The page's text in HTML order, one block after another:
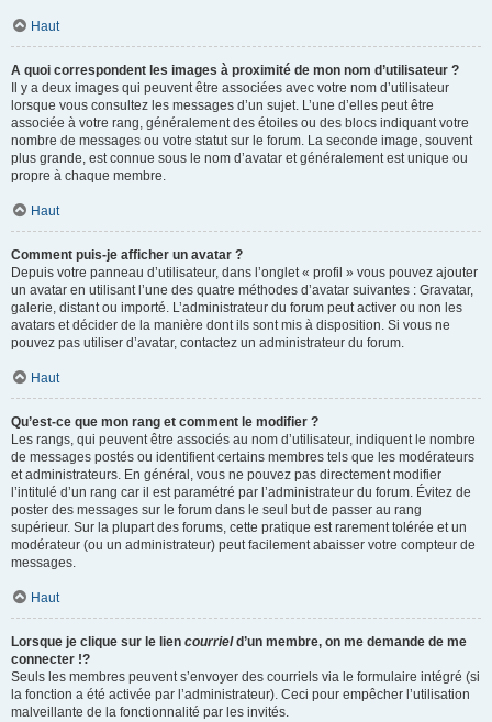
Haut
A quoi correspondent les images à proximité de mon nom d’utilisateur ?
Il y a deux images qui peuvent être associées avec votre nom d’utilisateur
lorsque vous consultez les messages d’un sujet. L’une d’elles peut être
associée à votre rang, généralement des étoiles ou des blocs indiquant votre
nombre de messages ou votre statut sur le forum. La seconde image, souvent
plus grande, est connue sous le nom d’avatar et généralement est unique ou
propre à chaque membre.
Haut
Comment puis-je afficher un avatar ?
Depuis votre panneau d’utilisateur, dans l’onglet « profil » vous pouvez ajouter
un avatar en utilisant l’une des quatre méthodes d’avatar suivantes : Gravatar,
galerie, distant ou importé. L’administrateur du forum peut activer ou non les
avatars et décider de la manière dont ils sont mis à disposition. Si vous ne
pouvez pas utiliser d’avatar, contactez un administrateur du forum.
Haut
Qu’est-ce que mon rang et comment le modifier ?
Les rangs, qui peuvent être associés au nom d’utilisateur, indiquent le nombre
de messages postés ou identifient certains membres tels que les modérateurs
et administrateurs. En général, vous ne pouvez pas directement modifier
l’intitulé d’un rang car il est paramétré par l’administrateur du forum. Évitez de
poster des messages sur le forum dans le seul but de passer au rang
supérieur. Sur la plupart des forums, cette pratique est rarement tolérée et un
modérateur (ou un administrateur) peut facilement abaisser votre compteur de
messages.
Haut
Lorsque je clique sur le lien courrield’un membre, on me demande de me
connecter !?
Seuls les membres peuvent s’envoyer des courriels via le formulaire intégré (si
la fonction a été activée par l’administrateur). Ceci pour empêcher l’utilisation
malveillante de la fonctionnalité par les invités.